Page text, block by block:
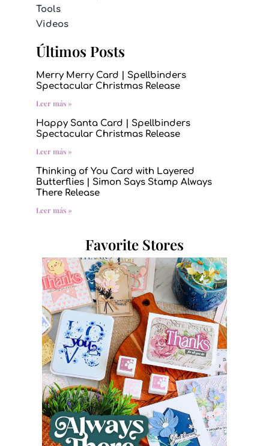
Tools
Videos
Últimos Posts
Merry Merry Card | Spellbinders
Spectacular Christmas Release
Leer más »
Happy Santa Card | Spellbinders
Spectacular Christmas Release
Leer más »
Thinking of You Card with Layered
Butterflies | Simon Says Stamp Always
There Release
Leer más »
Favorite Stores